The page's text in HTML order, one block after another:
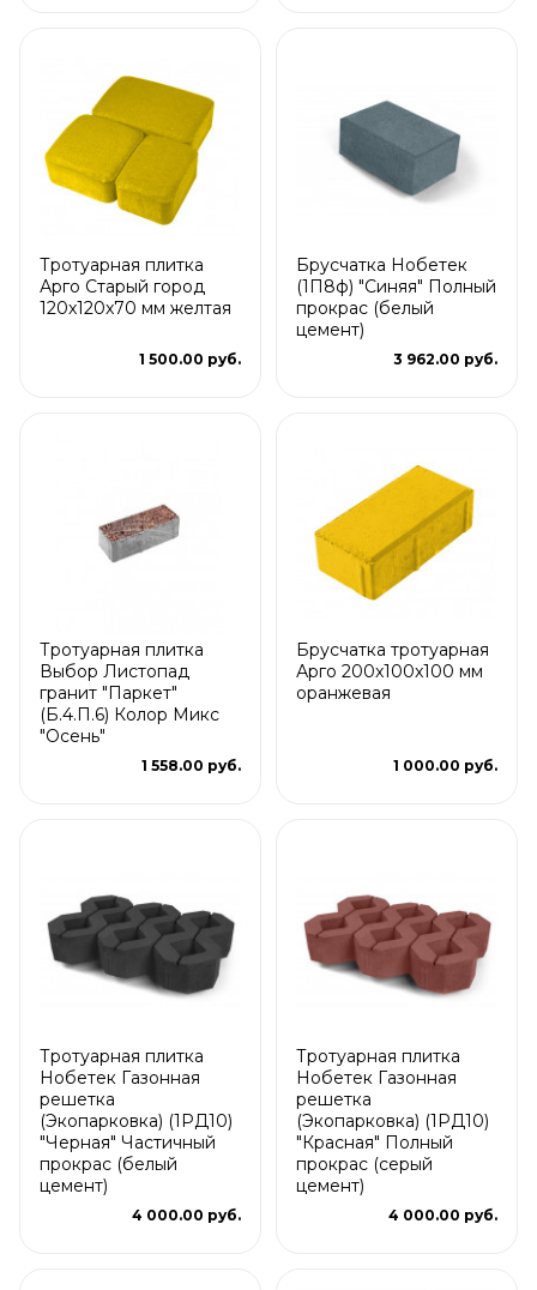
Тротуарная плитка
Арго Старый город
120x120x70 мм желтая
1 500.00 руб.
Брусчатка Нобетек
(1П8ф) "Синяя" Полный
прокрас (белый
цемент)
3 962.00 руб.
Тротуарная плитка
Выбор Листопад
гранит "Паркет"
(Б.4.П.6) Колор Микс
"Осень"
1 558.00 руб.
Брусчатка тротуарная
Арго 200x100x100 мм
оранжевая
1 000.00 руб.
Тротуарная плитка
Нобетек Газонная
решетка
(Экопарковка) (1РД10)
"Черная" Частичный
прокрас (белый
цемент)
4 000.00 руб.
Тротуарная плитка
Нобетек Газонная
решетка
(Экопарковка) (1РД10)
"Красная" Полный
прокрас (серый
цемент)
4 000.00 руб.